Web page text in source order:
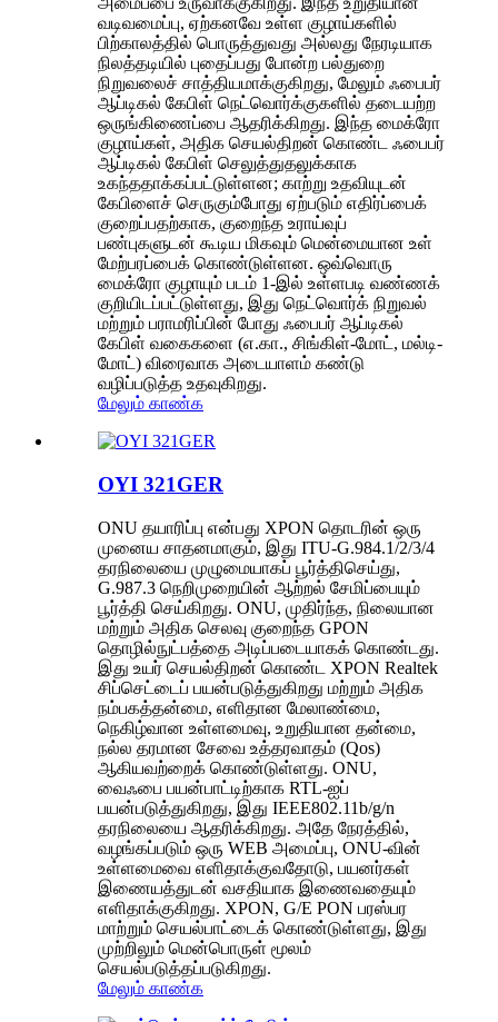
வடிவமைப்பு, ஏற்கனவே உள்ள குழாய்களில்
பிற்காலத்தில் பொருத்துவது அல்லது நேரடியாக
நிலத்தடியில் புதைப்பது போன்ற பல்துறை
நிறுவலைச் சாத்தியமாக்குகிறது, மேலும் ஃபைபர்
ஆப்டிகல் கேபிள் நெட்வொர்க்குகளில் தடையற்ற
ஒருங்கிணைப்பை ஆதரிக்கிறது. இந்த மைக்ரோ
குழாய்கள், அதிக செயல்திறன் கொண்ட ஃபைபர்
ஆப்டிகல் கேபிள் செலுத்துதலுக்காக
உகந்ததாக்கப்பட்டுள்ளன; காற்று உதவியுடன்
கேபிளைச் செருகும்போது ஏற்படும் எதிர்ப்பைக்
குறைப்பதற்காக, குறைந்த உராய்வுப்
பண்புகளுடன் கூடிய மிகவும் மென்மையான உள்
மேற்பரப்பைக் கொண்டுள்ளன. ஒவ்வொரு
மைக்ரோ குழாயும் படம் 1-இல் உள்ளபடி வண்ணக்
குறியிடப்பட்டுள்ளது, இது நெட்வொர்க் நிறுவல்
மற்றும் பராமரிப்பின் போது ஃபைபர் ஆப்டிகல்
கேபிள் வகைகளை (எ.கா., சிங்கிள்-மோட், மல்டி-
மோட்) விரைவாக அடையாளம் கண்டு
வழிப்படுத்த உதவுகிறது.
மேலும் காண்க
OYI 321GER
ONU தயாரிப்பு என்பது XPON தொடரின் ஒரு
முனைய சாதனமாகும், இது ITU-G.984.1/2/3/4
தரநிலையை முழுமையாகப் பூர்த்திசெய்து,
G.987.3 நெறிமுறையின் ஆற்றல் சேமிப்பையும்
பூர்த்தி செய்கிறது. ONU, முதிர்ந்த, நிலையான
மற்றும் அதிக செலவு குறைந்த GPON
தொழில்நுட்பத்தை அடிப்படையாகக் கொண்டது.
இது உயர் செயல்திறன் கொண்ட XPON Realtek
சிப்செட்டைப் பயன்படுத்துகிறது மற்றும் அதிக
நம்பகத்தன்மை, எளிதான மேலாண்மை,
நெகிழ்வான உள்ளமைவு, உறுதியான தன்மை,
நல்ல தரமான சேவை உத்தரவாதம் (Qos)
ஆகியவற்றைக் கொண்டுள்ளது. ONU,
வைஃபை பயன்பாட்டிற்காக RTL-ஐப்
பயன்படுத்துகிறது, இது IEEE802.11b/g/n
தரநிலையை ஆதரிக்கிறது. அதே நேரத்தில்,
வழங்கப்படும் ஒரு WEB அமைப்பு, ONU-வின்
உள்ளமைவை எளிதாக்குவதோடு, பயனர்கள்
இணையத்துடன் வசதியாக இணைவதையும்
எளிதாக்குகிறது. XPON, G/E PON பரஸ்பர
மாற்றும் செயல்பாட்டைக் கொண்டுள்ளது, இது
முற்றிலும் மென்பொருள் மூலம்
செயல்படுத்தப்படுகிறது.
மேலும் காண்க